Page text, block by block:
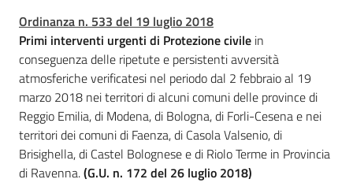
e
r
v
e
n
t
i
p
r
Ordinanza n. 533 del 19 luglio 2018
Primi interventi urgenti di Protezione civile in
conseguenza delle ripetute e persistenti avversità
atmosferiche verificatesi nel periodo dal 2 febbraio al 19
marzo 2018 nei territori di alcuni comuni delle province di
Reggio Emilia, di Modena, di Bologna, di Forli-Cesena e nei
territori dei comuni di Faenza, di Casola Valsenio, di
Brisighella, di Castel Bolognese e di Riolo Terme in Provincia
di Ravenna.(G.U. n. 172 del 26 luglio 2018)